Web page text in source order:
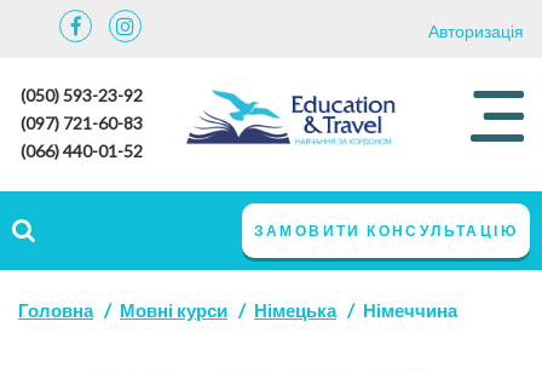
Авторизація
(050) 593-23-92
(097) 721-60-83
(066) 440-01-52
ЗАМОВИТИ КОНСУЛЬТАЦІЮ
Головна Мовні курси Німецька Німеччина